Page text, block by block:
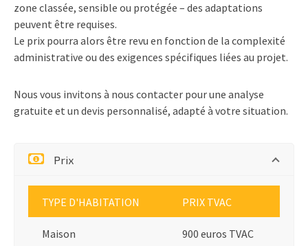
zone classée, sensible ou protégée – des adaptations
peuvent être requises.
Le prix pourra alors être revu en fonction de la complexité
administrative ou des exigences spécifiques liées au projet.
Nous vous invitons à nous contacter pour une analyse
gratuite et un devis personnalisé, adapté à votre situation.
Prix
TYPE D'HABITATION PRIX TVAC
Maison 900 euros TVAC